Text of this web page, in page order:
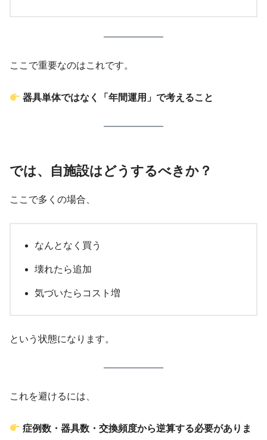
ここで重要なのはこれです。
器具単体ではなく「年間運用」で考えること
では、自施設はどうするべきか？
ここで多くの場合、
なんとなく買う
壊れたら追加
気づいたらコスト増
という状態になります。
これを避けるには、
症例数・器具数・交換頻度から逆算する必要がありま